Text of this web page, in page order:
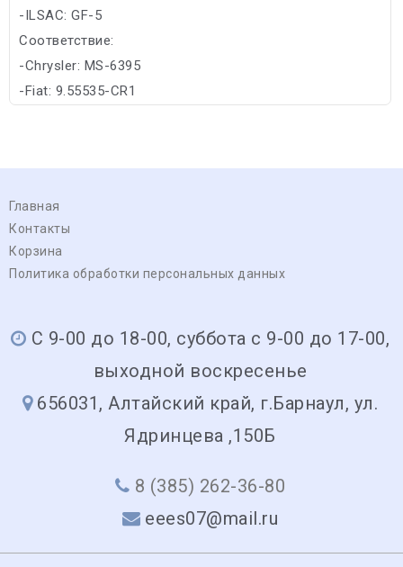
-ILSAC: GF-5
Соответствие:
-Chrysler: MS-6395
-Fiat: 9.55535-CR1
Главная
Контакты
Корзина
Политика обработки персональных данных
С 9-00 до 18-00, суббота с 9-00 до 17-00,
выходной воскресенье
656031, Алтайский край, г.Барнаул, ул.
Ядринцева ,150Б
8 (385) 262-36-80
eees07@mail.ru